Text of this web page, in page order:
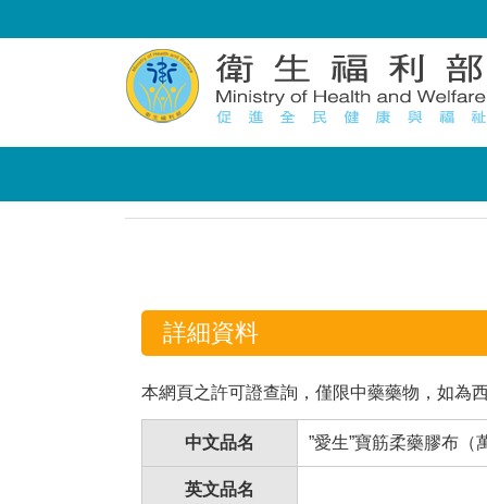
詳細資料
本網頁之許可證查詢，僅限中藥藥物，如為
中文品名 ”愛生”寶筋柔藥膠布（
英文品名